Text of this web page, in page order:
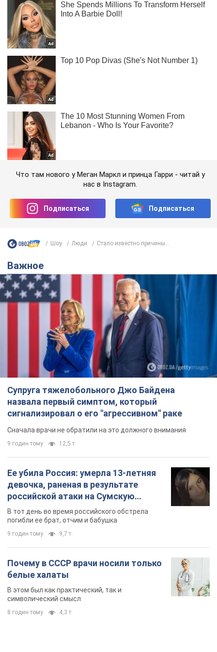
Что там нового у Меган Маркл и принца Гарри - читай у
нас в Instagram.
Подписаться Подписаться
Шоу Люди Стало известно причины...
Важное
Супруга тяжелобольного Джо Байдена
назвала первый симптом, который
сигнализировал о его "агрессивном" раке
Сначала врачи не обратили на это должного внимания
9 годин тому 12,5 т.
Ее убила Россия: умерла 13-летняя
девочка, раненая в результате
российской атаки на Сумскую
область. Фото
В тот день во время российского обстрела
погибли ее брат, отчим и бабушка
9 годин тому 9,7 т.
Почему в СССР врачи носили только
белые халаты
В этом был как практический, так и
символический смысл
8 годин тому 4,3 т.